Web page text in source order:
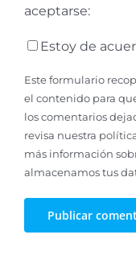
aceptarse:
Estoy de
Este formulario
el contenido para
los comentarios
revisa nuestra
más información
almacenamos tus